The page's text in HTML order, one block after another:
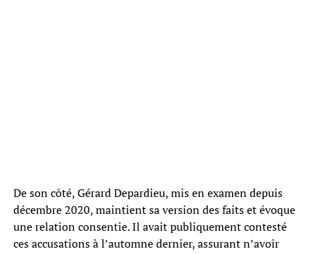
De son côté, Gérard Depardieu, mis en examen depuis
décembre 2020, maintient sa version des faits et évoque
une relation consentie. Il avait publiquement contesté
ces accusations à l’automne dernier, assurant n’avoir